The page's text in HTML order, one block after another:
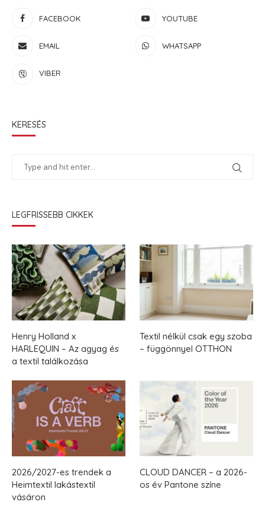
FACEBOOK YOUTUBE
EMAIL WHATSAPP
VIBER
KERESÉS
LEGFRISSEBB CIKKEK
Henry Holland x
HARLEQUIN – Az agyag és
a textil találkozása
Textil nélkül csak egy szoba
– függönnyel OTTHON
2026/2027-es trendek a
Heimtextil lakástextil
vásáron
CLOUD DANCER – a 2026-
os év Pantone színe